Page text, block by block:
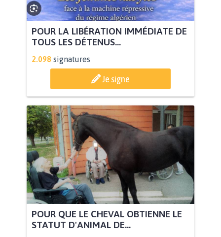
POUR LA LIBÉRATION IMMÉDIATE DE
TOUS LES DÉTENUS...
2.098 signatures
Je signe
POUR QUE LE CHEVAL OBTIENNE LE
STATUT D'ANIMAL DE...